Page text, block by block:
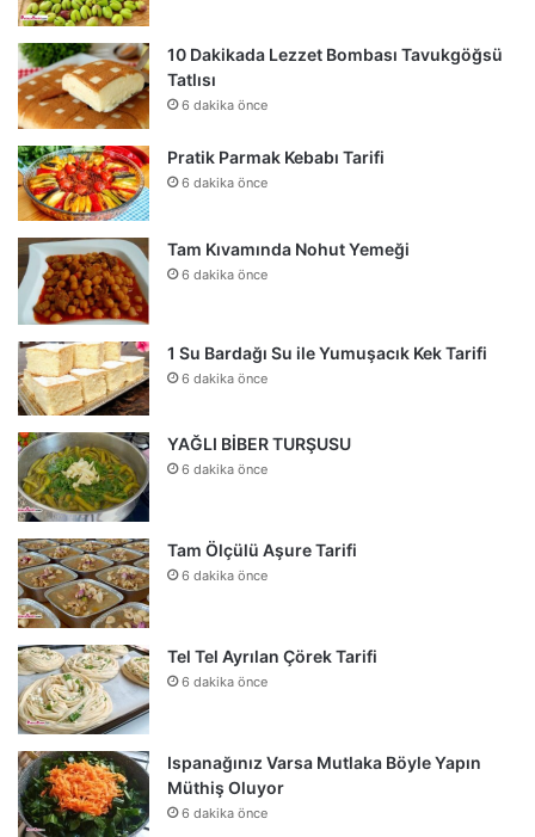
10 Dakikada Lezzet Bombası Tavukgöğsü
Tatlısı
6 dakika önce
Pratik Parmak Kebabı Tarifi
6 dakika önce
Tam Kıvamında Nohut Yemeği
6 dakika önce
1 Su Bardağı Su ile Yumuşacık Kek Tarifi
6 dakika önce
YAĞLI BİBER TURŞUSU
6 dakika önce
Tam Ölçülü Aşure Tarifi
6 dakika önce
Tel Tel Ayrılan Çörek Tarifi
6 dakika önce
Ispanağınız Varsa Mutlaka Böyle Yapın
Müthiş Oluyor
6 dakika önce